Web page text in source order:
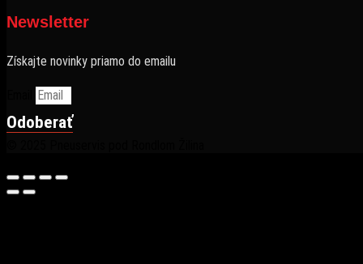
Newsletter
Získajte novinky priamo do emailu
Odoberať